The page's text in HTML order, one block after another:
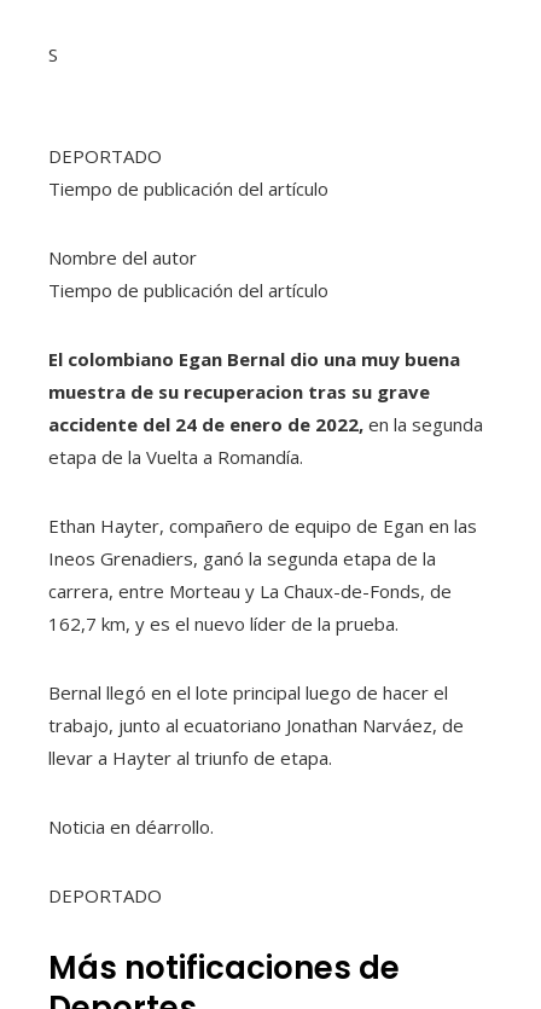
S
DEPORTADO
Tiempo de publicación del artículo
Nombre del autor
Tiempo de publicación del artículo
El colombiano Egan Bernal dio una muy buena
muestra de su recuperacion tras su grave
accidente del 24 de enero de 2022, en la segunda
etapa de la Vuelta a Romandía.
Ethan Hayter, compañero de equipo de Egan en las
Ineos Grenadiers, ganó la segunda etapa de la
carrera, entre Morteau y La Chaux-de-Fonds, de
162,7 km, y es el nuevo líder de la prueba.
Bernal llegó en el lote principal luego de hacer el
trabajo, junto al ecuatoriano Jonathan Narváez, de
llevar a Hayter al triunfo de etapa.
Noticia en déarrollo.
DEPORTADO
Más notificaciones de